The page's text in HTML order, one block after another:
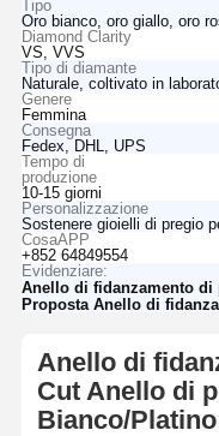
Tipo
Oro bianco, oro giallo, oro
Diamond Clarity
VS, VVS
Tipo di diamante
Naturale, coltivato in
Genere
Femmina
Consegna
Fedex, DHL, UPS
Tempo di
produzione
10-15 giorni
Personalizzazione
Sostenere gioielli di pregio
CosaAPP
+852 64849554
Evidenziare:
Anello di fidanzamento di
Proposta Anello di
Anello di
Cut Anello di
Bianco/